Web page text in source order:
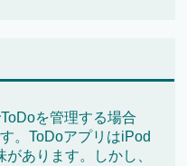
を管理する場合
。ToDoアプリはiPod
あります。しかし、